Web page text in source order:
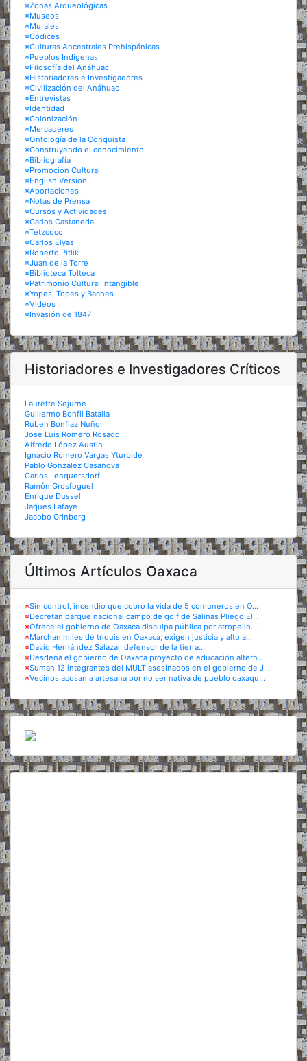
※Zonas Arqueológicas
※Museos
※Murales
※Códices
※Culturas Ancestrales Prehispánicas
※Pueblos Indígenas
※Filosofía del Anáhuac
※Historiadores e Investigadores
※Civilización del Anáhuac
※Entrevistas
※Identidad
※Colonización
※Mercaderes
※Ontología de la Conquista
※Construyendo el conocimiento
※Bibliografía
※Promoción Cultural
※English Version
※Aportaciones
※Notas de Prensa
※Cursos y Actividades
※Carlos Castaneda
※Tetzcoco
※Carlos Elyas
※Roberto Pitlik
※Juan de la Torre
※Biblioteca Tolteca
※Patrimonio Cultural Intangible
※Yopes, Topes y Baches
※Videos
※Invasión de 1847
Historiadores e Investigadores Críticos
Laurette Sejurne
Guillermo Bonfil Batalla
Ruben Bonfiaz Nuño
Jose Luis Romero Rosado
Alfredo López Austin
Ignacio Romero Vargas Yturbide
Pablo Gonzalez Casanova
Carlos Lenquersdorf
Ramón Grosfoguel
Enrique Dussel
Jaques Lafaye
Jacobo Grinberg
Últimos Artículos Oaxaca
※Sin control, incendio que cobró la vida de 5 comuneros en O...
※Decretan parque nacional campo de golf de Salinas Pliego El...
※Ofrece el gobierno de Oaxaca disculpa pública por atropello...
※Marchan miles de triquis en Oaxaca; exigen justicia y alto a...
※David Hernández Salazar, defensor de la tierra...
※Desdeña el gobierno de Oaxaca proyecto de educación altern...
※Suman 12 integrantes del MULT asesinados en el gobierno de J...
※Vecinos acosan a artesana por no ser nativa de pueblo oaxaqu...